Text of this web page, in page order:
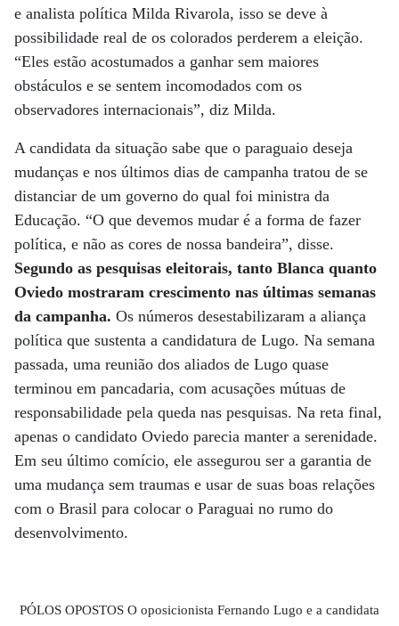
e analista política Milda Rivarola, isso se deve à
possibilidade real de os colorados perderem a eleição.
“Eles estão acostumados a ganhar sem maiores
obstáculos e se sentem incomodados com os
observadores internacionais”, diz Milda.
A candidata da situação sabe que o paraguaio deseja
mudanças e nos últimos dias de campanha tratou de se
distanciar de um governo do qual foi ministra da
Educação. “O que devemos mudar é a forma de fazer
política, e não as cores de nossa bandeira”, disse.
Segundo as pesquisas eleitorais, tanto Blanca quanto
Oviedo mostraram crescimento nas últimas semanas
da campanha. Os números desestabilizaram a aliança
política que sustenta a candidatura de Lugo. Na semana
passada, uma reunião dos aliados de Lugo quase
terminou em pancadaria, com acusações mútuas de
responsabilidade pela queda nas pesquisas. Na reta final,
apenas o candidato Oviedo parecia manter a serenidade.
Em seu último comício, ele assegurou ser a garantia de
uma mudança sem traumas e usar de suas boas relações
com o Brasil para colocar o Paraguai no rumo do
desenvolvimento.
PÓLOS OPOSTOS O oposicionista Fernando Lugo e a candidata